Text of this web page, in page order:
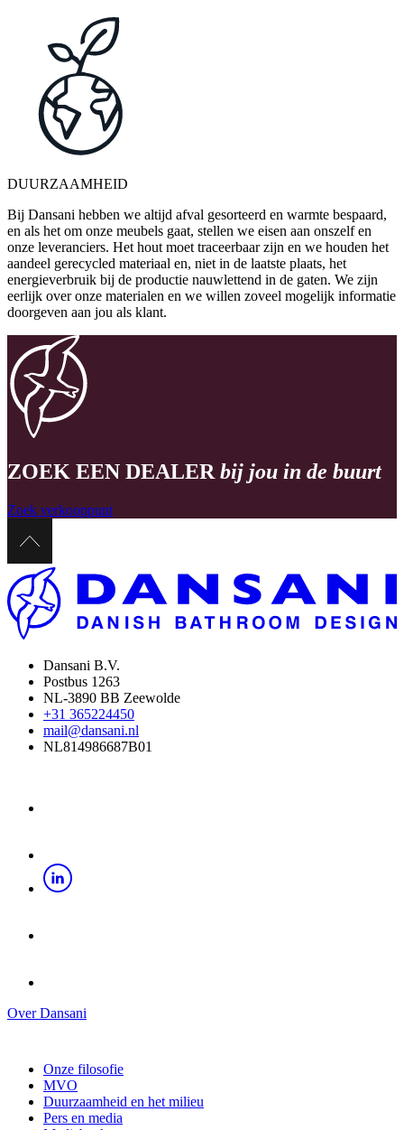
DUURZAAMHEID
Bij Dansani hebben we altijd afval gesorteerd en warmte bespaard,
en als het om onze meubels gaat, stellen we eisen aan onszelf en
onze leveranciers. Het hout moet traceerbaar zijn en we houden het
aandeel gerecycled materiaal en, niet in de laatste plaats, het
energieverbruik bij de productie nauwlettend in de gaten. We zijn
eerlijk over onze materialen en we willen zoveel mogelijk informatie
doorgeven aan jou als klant.
ZOEK EEN DEALER bij jou in de buurt
Zoek verkooppunt
Dansani B.V.
Postbus 1263
NL-3890 BB Zeewolde
+31 365224450
mail@dansani.nl
NL814986687B01
Over Dansani
Onze filosofie
MVO
Duurzaamheid en het milieu
Pers en media